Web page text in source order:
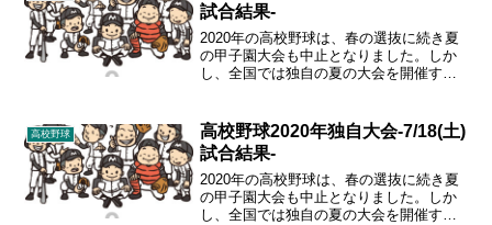
試合結果-
2020年の高校野球は、春の選抜に続き夏
の甲子園大会も中止となりました。しか
し、全国では独自の夏の大会を開催する
高校野球
高校野球2020年独自大会-7/18(土)
試合結果-
2020年の高校野球は、春の選抜に続き夏
の甲子園大会も中止となりました。しか
し、全国では独自の夏の大会を開催する